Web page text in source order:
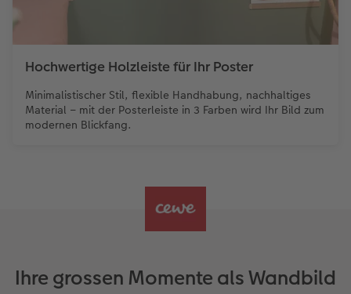
Hochwertige Holzleiste für Ihr Poster
Minimalistischer Stil, flexible Handhabung, nachhaltiges
Material – mit der Posterleiste in 3 Farben wird Ihr Bild zum
modernen Blickfang.
Ihre grossen Momente als Wandbild